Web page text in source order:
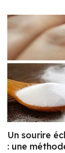
Un sourire
: une